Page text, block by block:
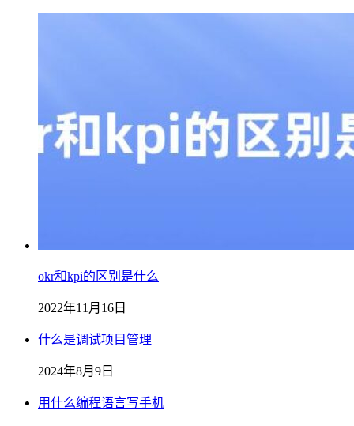
okr和kpi的区别是什么
2022年11月16日
什么是调试项目管理
2024年8月9日
用什么编程语言写手机